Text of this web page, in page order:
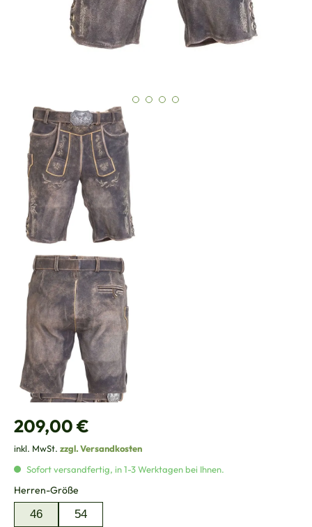
Regulärer Preis:
209,00 €
inkl. MwSt. zzgl. Versandkosten
Sofort versandfertig, in 1-3 Werktagen bei Ihnen.
Herren-Größe
46 54